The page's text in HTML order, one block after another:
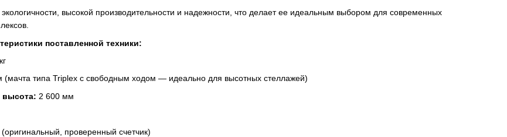
высокой производительности и надежности, что делает ее идеальным выбором для современных
поставленной техники:
(мачта типа Triplex с свободным ходом — идеально для высотных стеллажей)
высота: 2 600 мм
проверенный счетчик)